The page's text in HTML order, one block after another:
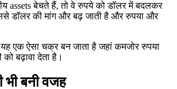
assets बेचते हैं, तो वे रुपये को डॉलर में बदलकर
डॉलर की मांग और बढ़ जाती है और रुपया और
यह एक ऐसा चक्र बन जाता है जहां कमजोर रुपया
बढ़ावा देता है।
भी बनी वजह